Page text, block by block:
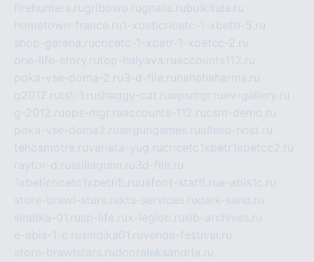
firehunters.rugribowo.rugnalis.rubulkitula.ru
hometown-france.ru1-xbeticricetc-1-xbetti-5.ru
shop-garena.rucricetc-1-xbetr-1-xbetcc-2.ru
one-life-story.rutop-halyava.ruaccounts112.ru
poka-vse-doma-2.ru3-d-file.ru hahahaharms.ru
g2012.rutst-1.rushaggy-cat.ruopsmgr.ruev-gallery.ru
g-2012.ruops-mgr.ruaccounts-112.rucsm-demo.ru
poka-vse-doma2.ruairgungames.ruallseo-host.ru
tehosmotre.ruvarieta-yug.rucricetc1xbetr1xbetcc2.ru
raytor-d.ruatillagunn.ru3d-file.ru
1xbeticricetc1xbetti5.ruuafoot-statti.rue-abis1c.ru
store-brawl-stars.rukts-services.rudark-sand.ru
sindika-01.rusp-life.rux-legion.rusib-archives.ru
e-abis-1-c.rusindika01.ruvenda-festival.ru
store-brawlstars.rudooraleksandria.ru